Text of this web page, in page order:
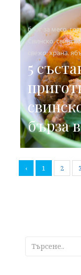
блог за месо,
Свинско,
свежо,храна,
5
бърза
‹ 1 2 3